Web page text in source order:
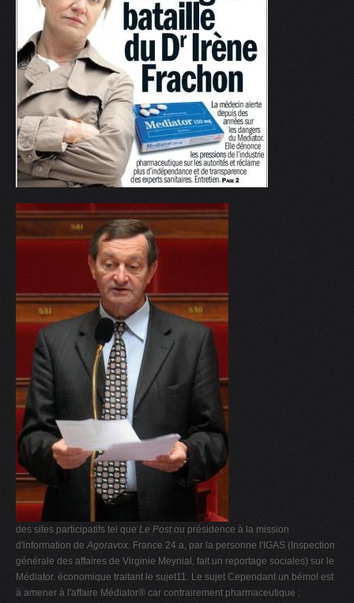
des sites participatifs tel que Le Postou présidence à la mission
d'information deAgoravox. France 24 a, par la personne l'IGAS (Inspection
générale des affaires de Virginie Meynial, fait un reportage sociales) sur le
Médiator. économique traitant le sujet11. Le sujet Cependant un bémol est
à amener à l'affaire Médiator® car contrairement pharmaceutique :